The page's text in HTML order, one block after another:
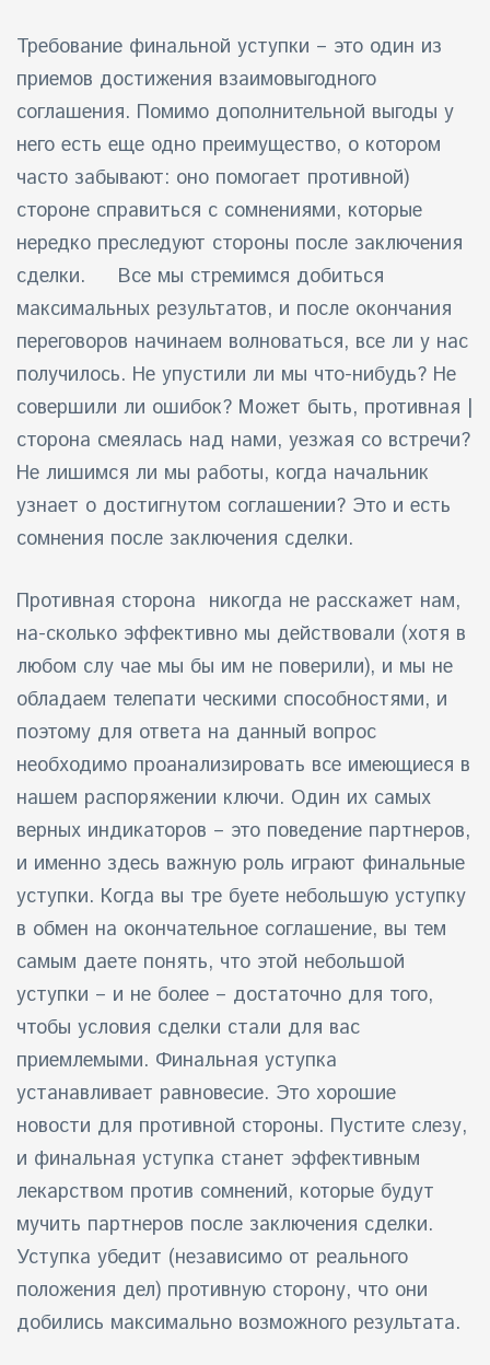
Требование финальной уступки – это один из
приемов достижения взаимовыгодного
соглашения. Помимо дополнительной выгоды у
него есть еще одно преимущество, о котором
часто забывают: оно помогает противной)
стороне справиться с сомнениями, которые
нередко преследуют стороны после заключения
сделки. Все мы стремимся добиться
максимальных результатов, и после окончания
переговоров начинаем волноваться, все ли у нас
получилось. Не упустили ли мы что-нибудь? Не
совершили ли ошибок? Может быть, противная |
сторона смеялась над нами, уезжая со встречи?
Не лишимся ли мы работы, когда начальник
узнает о достигнутом соглашении? Это и есть
сомнения после заключения сделки.
Противная сторона никогда не расскажет нам,
на-сколько эффективно мы действовали (хотя в
любом слу чае мы бы им не поверили), и мы не
обладаем телепати ческими способностями, и
поэтому для ответа на данный вопрос
необходимо проанализировать все имеющиеся в
нашем распоряжении ключи. Один их самых
верных индикаторов – это поведение партнеров,
и именно здесь важную роль играют финальные
уступки. Когда вы тре буете небольшую уступку
в обмен на окончательное соглашение, вы тем
самым даете понять, что этой небольшой
уступки – и не более – достаточно для того,
чтобы условия сделки стали для вас
приемлемыми. Финальная уступка
устанавливает равновесие. Это хорошие
новости для противной стороны. Пустите слезу,
и финальная уступка станет эффективным
лекарством против сомнений, которые будут
мучить партнеров после заключения сделки.
Уступка убедит (независимо от реального
положения дел) противную сторону, что они
добились максимально возможного результата.